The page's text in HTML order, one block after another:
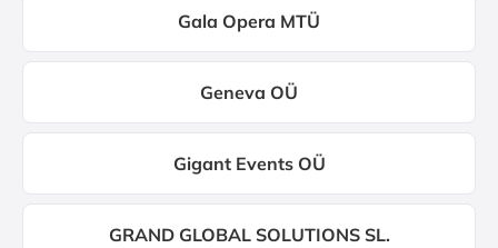
Gala Opera MTÜ
Geneva OÜ
Gigant Events OÜ
GRAND GLOBAL SOLUTIONS SL.